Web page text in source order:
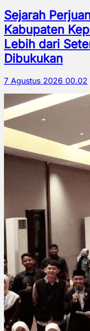
Sejarah
Kabupaten
Lebih dari
Dibukukan
7 Agustus 2026 00.02